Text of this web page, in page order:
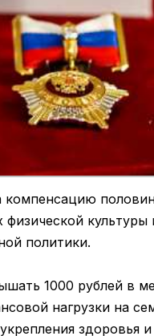
компенсацию
культуры
политики.
1000 рублей в
нагрузки на
здоровья и